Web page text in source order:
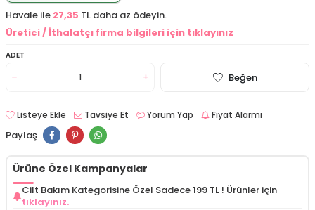
Havale ile 27,35 TL daha az ödeyin.
Üretici / İthalatçı firma bilgileri için tıklayınız
ADET
Beğen
Listeye Ekle Tavsiye Et Yorum Yap Fiyat Alarmı
Paylaş
Ürüne Özel Kampanyalar
Cilt Bakım Kategorisine Özel Sadece 199 TL ! Ürünler için
tıklayınız.